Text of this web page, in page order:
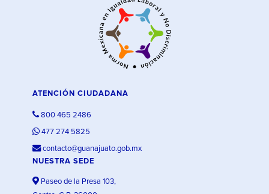
ATENCIÓN CIUDADANA
800 465 2486
477 274 5825
contacto@guanajuato.gob.mx
NUESTRA SEDE
Paseo de la Presa 103,